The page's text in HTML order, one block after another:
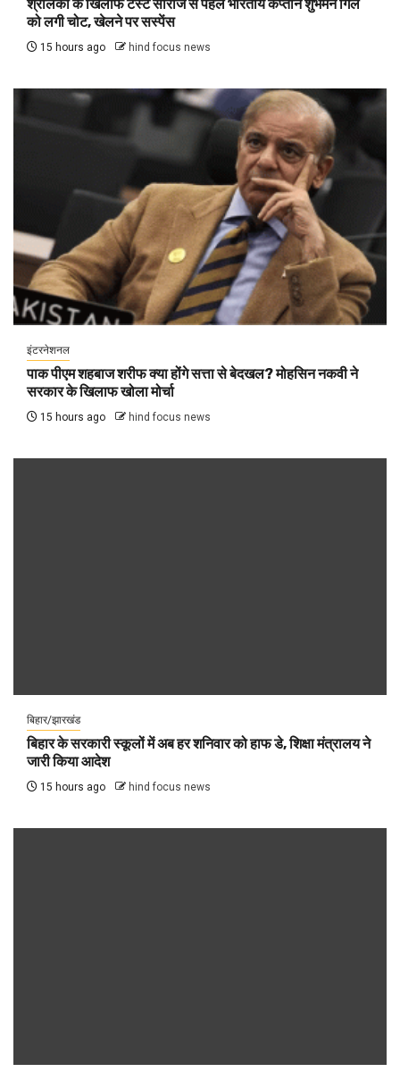
श्रीलंका के खिलाफ टेस्ट सीरीज से पहले भारतीय कप्तान शुभमन गिल
को लगी चोट, खेलने पर सस्पेंस
15 hours ago hind focus news
इंटरनेशनल
पाक पीएम शहबाज शरीफ क्या होंगे सत्ता से बेदखल? मोहसिन नकवी ने
सरकार के खिलाफ खोला मोर्चा
15 hours ago hind focus news
बिहार/झारखंड
बिहार के सरकारी स्कूलों में अब हर शनिवार को हाफ डे, शिक्षा मंत्रालय ने
जारी किया आदेश
15 hours ago hind focus news